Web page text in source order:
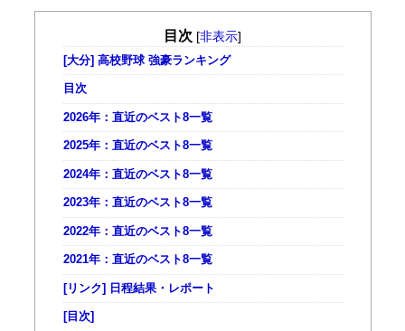
目次 [非表示]
[大分] 高校野球 強豪ランキング
目次
2026年：直近のベスト8一覧
2025年：直近のベスト8一覧
2024年：直近のベスト8一覧
2023年：直近のベスト8一覧
2022年：直近のベスト8一覧
2021年：直近のベスト8一覧
[リンク] 日程結果・レポート
[目次]